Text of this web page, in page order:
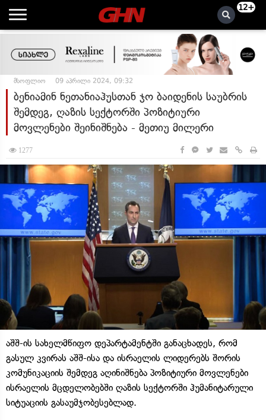
12+
მსოფლიო 09 აპრილი 2024, 09:32
ბენიამინ ნეთანიაჰუსთან ჯო ბაიდენის საუბრის
შემდეგ, ღაზის სექტორში პოზიტიური
მოვლენები შეინიშნება - მეთიუ მილერი
1277
აშშ-ის სახელმწიფო დეპარტამენტში განაცხადეს, რომ
გასულ კვირას აშშ-ისა და ისრაელის ლიდერებს შორის
კომუნიკაციის შემდეგ აღინიშნება პოზიტიური მოვლენები
ისრაელის მცდელობებში ღაზის სექტორში ჰუმანიტარული
სიტუაციის გასაუმჯობესებლად.